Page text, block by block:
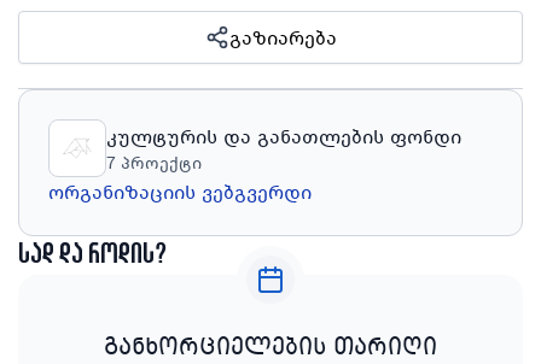
გაზიარება
კულტურის და განათლების ფონდი
7 პროექტი
ორგანიზაციის ვებგვერდი
სად და როდის?
განხორციელების თარიღი